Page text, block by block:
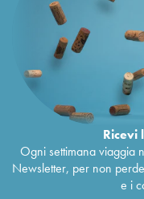
Ricevi
Ogni settimana viaggia
Newsletter, per non
e i